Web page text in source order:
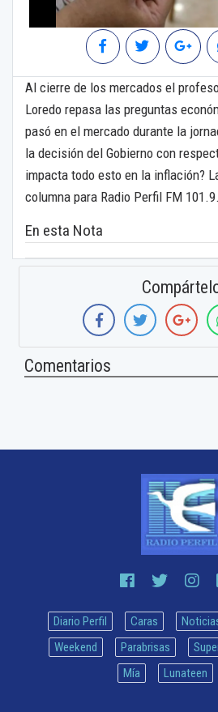
Al cierre de los mercados el
Loredo repasa las preguntas
pasó en el mercado durante la
la decisión del Gobierno con
impacta todo esto en la inflación?
columna para Radio Perfil FM 101.9.
En esta Nota
Comentarios
Diario Perfil Caras
Weekend
Parabrisas
Mía
Lunateen